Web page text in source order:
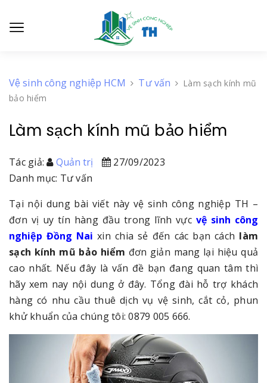
Vệ sinh công nghiệp HCM Tư vấn
Làm sạch kính mũ
bảo hiểm
Làm sạch kính mũ bảo hiểm
Tác giả: Quản trị
27/09/2023
Danh mục: Tư vấn
Tại nội dung bài viết này vệ sinh công nghiệp TH –
đơn vị uy tín hàng đầu trong lĩnh vực vệ sinh công
nghiệp Đồng Nai xin chia sẻ đến các bạn cách làm
sạch kính mũ bảo hiểm đơn giản mang lại hiệu quả
cao nhất. Nếu đây là vấn đề bạn đang quan tâm thì
hãy xem nay nội dung ở đây. Tổng đài hỗ trợ khách
hàng có nhu cầu thuê dịch vụ vệ sinh, cắt cỏ, phun
khử khuẩn của chúng tôi: 0879 005 666.